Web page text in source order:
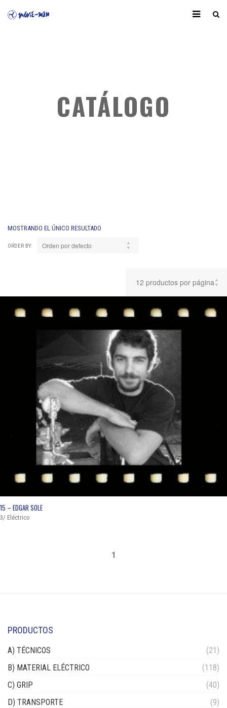
CATÁLOGO
MOSTRANDO EL ÚNICO RESULTADO
ORDER BY:
15 – EDGAR SOLE
3/ Eléctrico
1
PRODUCTOS
A) TÉCNICOS
(21)
B) MATERIAL ELÉCTRICO
(118)
C) GRIP
(40)
D) TRANSPORTE
(9)